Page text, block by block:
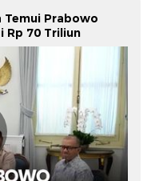
Temui Prabowo
Rp 70 Triliun